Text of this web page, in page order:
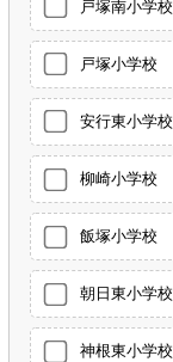
戸塚南小学校
戸塚小学校
安行東小学校
柳崎小学校
飯塚小学校
朝日東小学校
神根東小学校